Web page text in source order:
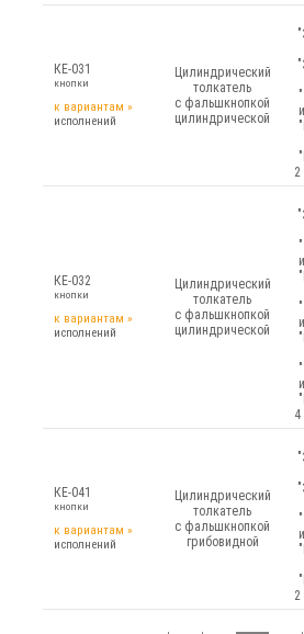
КЕ-031
кнопки
к вариантам »
исполнений
Цилиндрический
толкатель
с фальшкнопкой
цилиндрической
2
КЕ-032
кнопки
к вариантам »
исполнений
Цилиндрический
толкатель
с фальшкнопкой
цилиндрической
4
КЕ-041
кнопки
к вариантам »
исполнений
Цилиндрический
толкатель
с фальшкнопкой
грибовидной
2